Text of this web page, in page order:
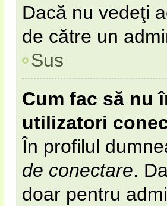
Dacă nu vedeţi
de către un
Sus
Cum fac să nu
utilizatori
În profilul
de conectare.
doar pentru